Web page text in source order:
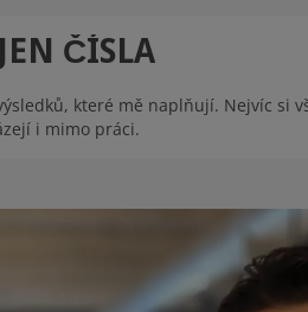
ČÍSLA
které mě naplňují. Nejvíc si
i mimo práci.